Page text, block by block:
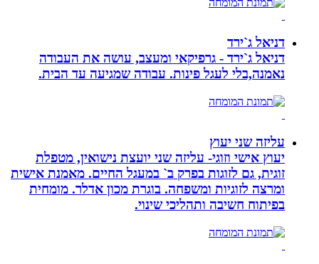
דניאל ג`ירד
דניאל ג`ירד - גרפיקאי ומעצב, עושה את העבודה
נאמנה,בלי לעגל פינות. עבודה שמגיעה עד הבית.
עליזה שני יעוץ
יעוץ אישי וזוגי- עליזה שני יועצת נישואין, מטפלת
זוגית, גם לזוגות בפרק ב` במעגל החיים. מאמנת אישית
ומרצה לזוגיות ומשפחה. בוגרת מכון אדלר. מומחית
בפיתוח חשיבה ותהליכי שינוי.